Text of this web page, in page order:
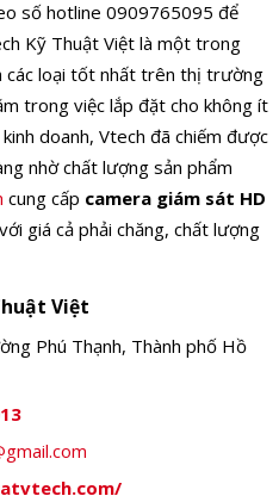
số hotline 0909765095 để
Kỹ Thuật Việt là một trong
các loại tốt nhất trên thị trường
trong việc lắp đặt cho không ít
doanh, Vtech đã chiếm được
nhờ chất lượng sản phẩm
cung cấp camera giám sát HD
giá cả phải chăng, chất lượng
Việt
Phú Thạnh, Thành phố Hồ